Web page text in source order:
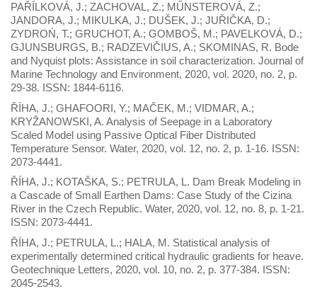
PAŘÍLKOVÁ, J.; ZACHOVAL, Z.; MŰNSTEROVÁ, Z.;
JANDORA, J.; MIKULKA, J.; DUŠEK, J.; JUŘIČKA, D.;
ZYDROŃ, T.; GRUCHOT, A.; GOMBOŠ, M.; PAVELKOVÁ, D.;
GJUNSBURGS, B.; RADZEVIČIUS, A.; SKOMINAS, R. Bode
and Nyquist plots: Assistance in soil characterization. Journal of
Marine Technology and Environment, 2020, vol. 2020, no. 2, p.
29-38. ISSN: 1844-6116.
ŘÍHA, J.; GHAFOORI, Y.; MAČEK, M.; VIDMAR, A.;
KRYŽANOWSKI, A. Analysis of Seepage in a Laboratory
Scaled Model using Passive Optical Fiber Distributed
Temperature Sensor. Water, 2020, vol. 12, no. 2, p. 1-16. ISSN:
2073-4441.
ŘÍHA, J.; KOTAŠKA, S.; PETRULA, L. Dam Break Modeling in
a Cascade of Small Earthen Dams: Case Study of the Cizina
River in the Czech Republic. Water, 2020, vol. 12, no. 8, p. 1-21.
ISSN: 2073-4441.
ŘÍHA, J.; PETRULA, L.; HALA, M. Statistical analysis of
experimentally determined critical hydraulic gradients for heave.
Geotechnique Letters, 2020, vol. 10, no. 2, p. 377-384. ISSN:
2045-2543.